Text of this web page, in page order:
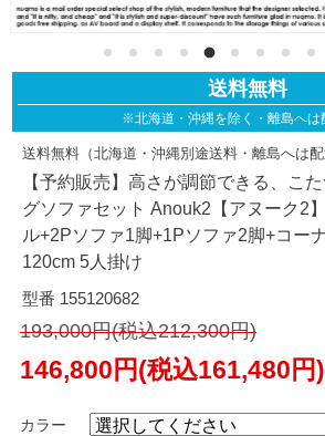
送料無料
※北海道・沖縄を除く・離島へは
送料無料（北海道・沖縄別途送料・離島へは配
【予約販売】高さが調節できる、こ
グソファセット Anouk2【アヌーク2
ル+2Pソファ1脚+1Pソファ2脚+コー
120cm 5人掛け
型番 155120682
193,000円(税込212,300円)
146,800円(税込161,480円)
カラー